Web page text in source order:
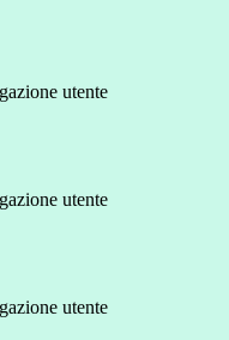
utente
utente
utente